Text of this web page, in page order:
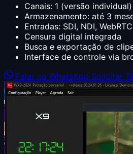
Canais: 1 (versão individual)
Armazenamento: até 3
Entradas: SDI, NDI, WebRTC
Censura digital integrada
Busca e exportação de
Interface de controle via
Falar no WhatsApp Solicitar